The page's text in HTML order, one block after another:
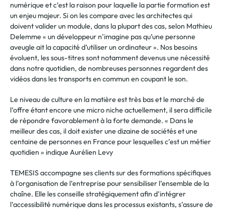
numérique et c’est la raison pour laquelle la partie formation est
un enjeu majeur. Si on les compare avec les architectes qui
doivent valider un module, dans la plupart des cas, selon Mathieu
Delemme « un développeur n’imagine pas qu’une personne
aveugle ait la capacité d’utiliser un ordinateur ». Nos besoins
évoluent, les sous-titres sont notamment devenus une nécessité
dans notre quotidien, de nombreuses personnes regardent des
vidéos dans les transports en commun en coupant le son.
Le niveau de culture en la matière est très bas et le marché de
l’offre étant encore une micro niche actuellement, il sera difficile
de répondre favorablement à la forte demande. « Dans le
meilleur des cas, il doit exister une dizaine de sociétés et une
centaine de personnes en France pour lesquelles c’est un métier
quotidien » indique Aurélien Levy
TEMESIS accompagne ses clients sur des formations spécifiques
à l’organisation de l’entreprise pour sensibiliser l’ensemble de la
chaîne. Elle les conseille stratégiquement afin d’intégrer
l’accessibilité numérique dans les processus existants, s’assure de